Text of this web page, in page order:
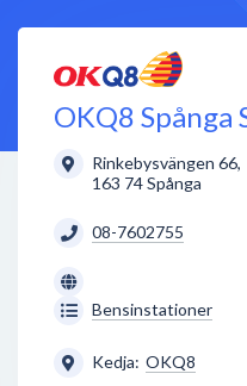
OKQ8 Spånga
Rinkebysvängen 66,
163 74Spånga
08-7602755
Bensinstationer
Kedja: OKQ8